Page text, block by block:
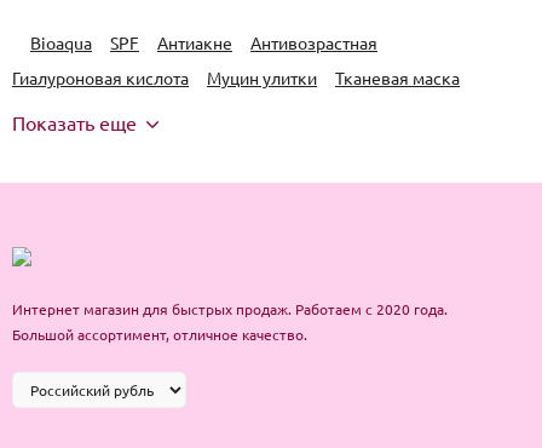
Bioaqua SPF Антиакне
Антивозрастная
Гиалуроновая кислота
Муцин улитки Тканевая маска
Показать еще
Интернет магазин для быстрых продаж. Работаем с 2020 года.
Большой ассортимент, отличное качество.